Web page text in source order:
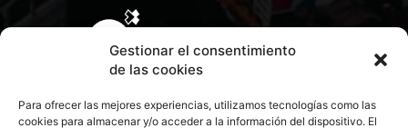
Gestionar el consentimiento
de las cookies
Para ofrecer las mejores experiencias, utilizamos tecnologías como las
cookies para almacenar y/o acceder a la información del dispositivo. El